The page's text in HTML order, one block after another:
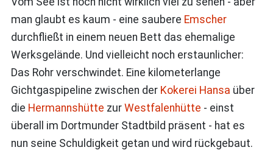
man glaubt es kaum - eine saubere Emscher
durchfließt in einem neuen Bett das ehemalige
Werksgelände. Und vielleicht noch erstaunlicher:
Das Rohr verschwindet. Eine kilometerlange
Gichtgaspipeline zwischen der Kokerei Hansa über
die Hermannshütte zur Westfalenhütte - einst
überall im Dortmunder Stadtbild präsent - hat es
nun seine Schuldigkeit getan und wird rückgebaut.